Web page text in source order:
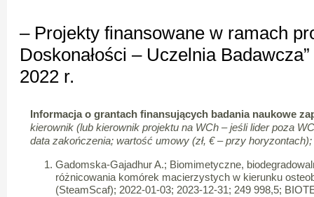
– Projekty finansowane w ramach
Doskonałości – Uczelnia
2022 r.
Informacja o grantach finansujących badania naukowe
kierownik (lub kierownik projektu na WCh – jeśli lider poza
data zakończenia; wartość umowy (zł, € – przy
Gadomska-Gajadhur A.; Biomimetyczne,
różnicowania komórek macierzystych w kierunku
(SteamScaf); 2022-01-03; 2023-12-31; 249 998,5;